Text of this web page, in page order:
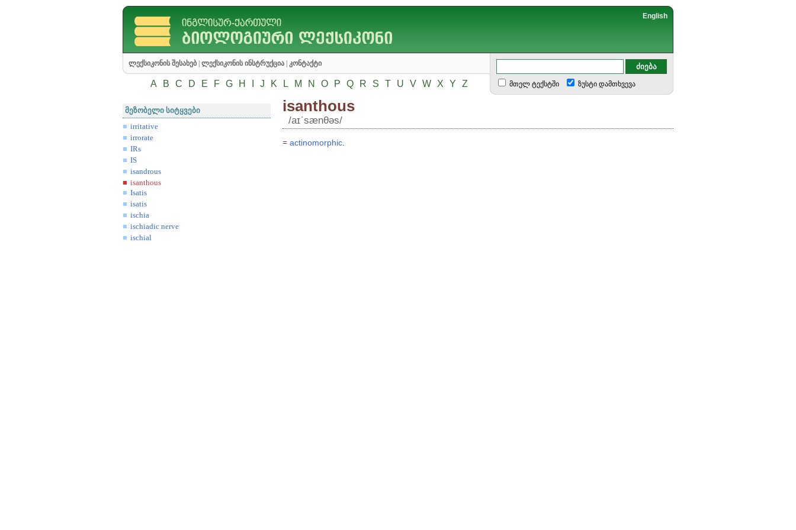
English
ლექსიკონის შესახებ ლექსიკონის ინსტრუქცია კონტაქტი
A B C D E F G H J K L M N O P Q R S T U V W X Y Z მთელ ტექსტში ზუსტი დამთხვევა
მეზობელი სიტყვები
irritative
irrorate
IRs
IS
isandrous
isanthous
Isatis
isatis
ischia
ischiadic nerve
ischial
isanthous
/aɪʹsænθəs/
= actinomorphic